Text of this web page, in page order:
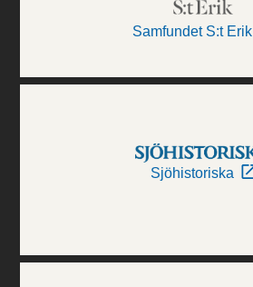
Samfundet S:t Erik
Sjöhistoriska